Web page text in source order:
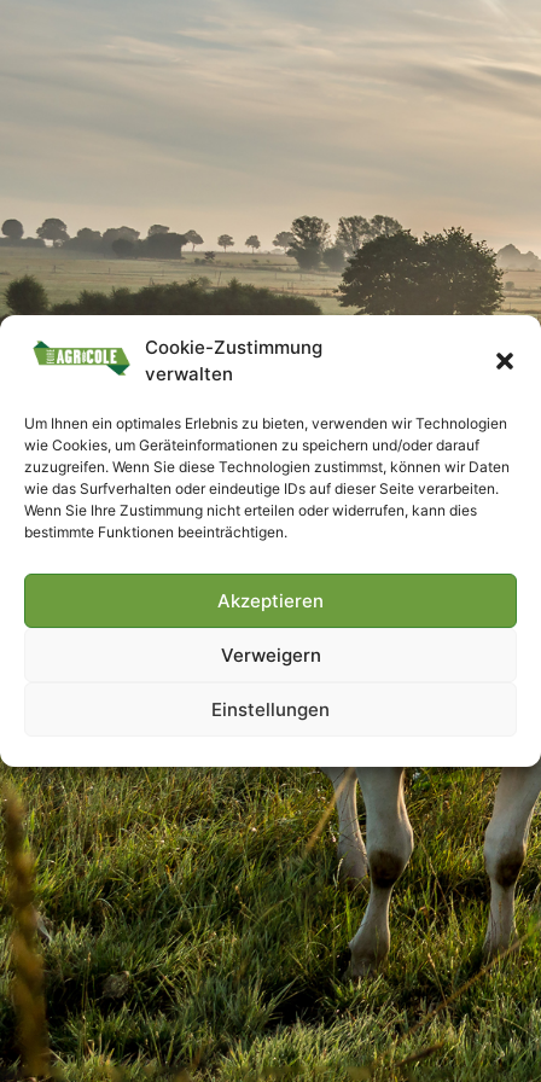
Cookie-Zustimmung
verwalten
Um Ihnen ein optimales Erlebnis zu bieten, verwenden wir Technologien
wie Cookies, um Geräteinformationen zu speichern und/oder darauf
zuzugreifen. Wenn Sie diese Technologien zustimmst, können wir Daten
wie das Surfverhalten oder eindeutige IDs auf dieser Seite verarbeiten.
Wenn Sie Ihre Zustimmung nicht erteilen oder widerrufen, kann dies
bestimmte Funktionen beeinträchtigen.
Akzeptieren
Verweigern
Einstellungen
Villmools Merci! Bis nächst
Joer!